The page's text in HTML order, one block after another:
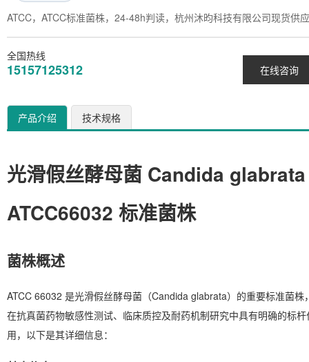
ATCC，ATCC标准菌株，24-48h判读，杭州沐昀科技有限公司现货供应
在线咨询
全国热线
15157125312
产品介绍 技术规格
光滑假丝酵母菌 Candida glabrata
ATCC66032 标准菌株
菌株概述
ATCC 66032 是光滑假丝酵母菌（Candida glabrata）的重要标准菌株
在抗真菌药物敏感性测试、临床质控及耐药机制研究中具有明确的标杆
用，以下是其详细信息：